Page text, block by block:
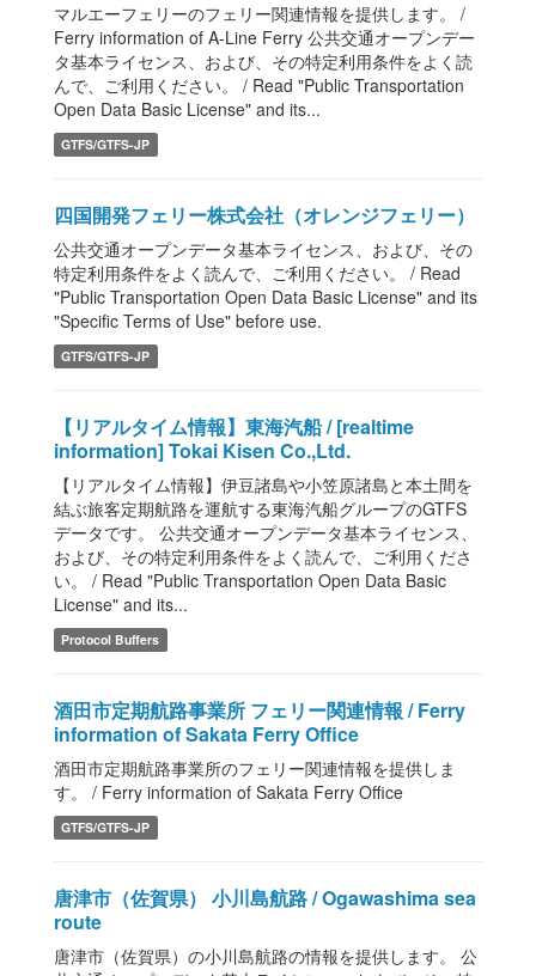
マルエーフェリーのフェリー関連情報を提供します。 /
Ferry information of A-Line Ferry 公共交通オープンデー
タ基本ライセンス、および、その特定利用条件をよく読
んで、ご利用ください。 / Read "Public Transportation
Open Data Basic License" and its...
GTFS/GTFS-JP
四国開発フェリー株式会社（オレンジフェリー）
公共交通オープンデータ基本ライセンス、および、その
特定利用条件をよく読んで、ご利用ください。 / Read
"Public Transportation Open Data Basic License" and its
"Specific Terms of Use" before use.
GTFS/GTFS-JP
【リアルタイム情報】東海汽船 / [realtime
information] Tokai Kisen Co.,Ltd.
【リアルタイム情報】伊豆諸島や小笠原諸島と本土間を
結ぶ旅客定期航路を運航する東海汽船グループのGTFS
データです。 公共交通オープンデータ基本ライセンス、
および、その特定利用条件をよく読んで、ご利用くださ
い。 / Read "Public Transportation Open Data Basic
License" and its...
Protocol Buffers
酒田市定期航路事業所 フェリー関連情報 / Ferry
information of Sakata Ferry Office
酒田市定期航路事業所のフェリー関連情報を提供しま
す。 / Ferry information of Sakata Ferry Office
GTFS/GTFS-JP
唐津市（佐賀県） 小川島航路 / Ogawashima sea
route
唐津市（佐賀県）の小川島航路の情報を提供します。 公